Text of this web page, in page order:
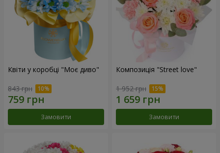
Квіти у коробці "Моє диво"
843 грн
Замовити
Композиція "Street love"
1 952 грн
Замовити